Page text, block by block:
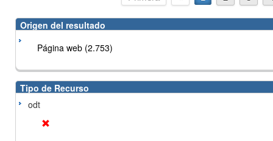
Origen del resultado
Página web (2.753)
Tipo de Recurso
odt